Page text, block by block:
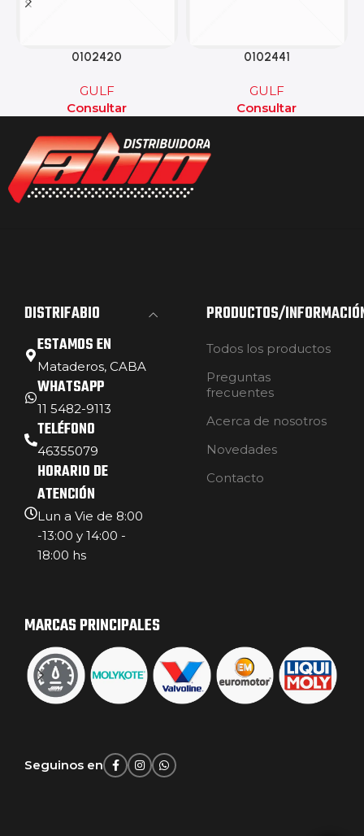
0102420
GULF
Consultar
0102441
GULF
Consultar
DISTRIFABIO
ESTAMOS EN
Mataderos, CABA
WHATSAPP
11 5482-9113
TELÉFONO
46355079
HORARIO DE
ATENCIÓN
Lun a Vie de 8:00
-13:00 y 14:00 -
18:00 hs
PRODUCTOS/
Todos los productos
Preguntas
frecuentes
Acerca de nosotros
Novedades
Contacto
MARCAS PRINCIPALES
Seguinos en